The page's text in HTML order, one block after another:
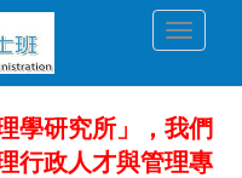
Toggle
學研究所」，我們
行政人才與管理專